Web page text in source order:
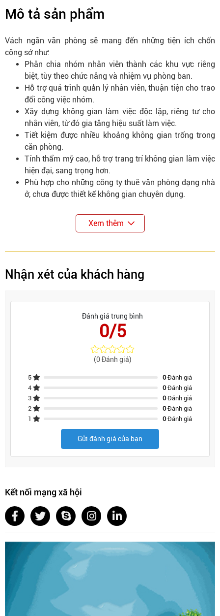
Mô tả sản phẩm
Vách ngăn văn phòng sẽ mang đến những tiện ích chốn
công sở như:
Phân chia nhóm nhân viên thành các khu vực riêng
biệt, tùy theo chức năng và nhiệm vụ phòng ban.
Hỗ trợ quá trình quản lý nhân viên, thuận tiện cho trao
đổi công việc nhóm.
Xây dựng không gian làm việc độc lập, riêng tư cho
nhân viên, từ đó gia tăng hiệu suất làm việc.
Tiết kiệm được nhiều khoảng không gian trống trong
căn phòng.
Tính thẩm mỹ cao, hỗ trợ trang trí không gian làm việc
hiện đại, sang trọng hơn.
Phù hợp cho những công ty thuê văn phòng dạng nhà
ở, chưa được thiết kế không gian chuyên dụng.
Xem thêm
Nhận xét của khách hàng
Đánh giá trung bình
0/5
(0 Đánh giá)
5 0Đánh giá
4
0Đánh giá
3
0Đánh giá
2
0Đánh giá
1
0Đánh giá
Gửi đánh giá của bạn
Kết nối mạng xã hội